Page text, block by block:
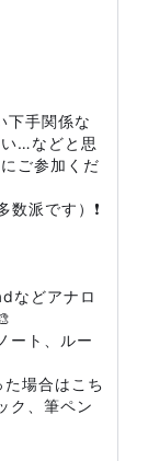
下手関係な
い…などと思
ご参加くだ
派です）❗
などアナロ
ート、ルー
場合はこち
ク、筆ペン